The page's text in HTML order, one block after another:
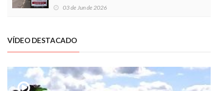
03 de Jun de 2026
VÍDEO DESTACADO